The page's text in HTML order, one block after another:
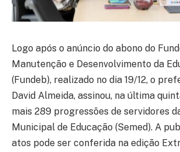
Logo após o anúncio do abono do
Manutenção e Desenvolvimento da
(Fundeb), realizado no dia 19/12, o
David Almeida, assinou, na última
mais 289 progressões de servidores
Municipal de Educação (Semed). A
atos pode ser conferida na edição